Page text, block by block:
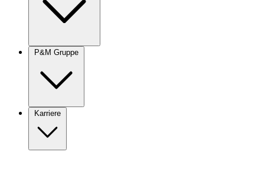
P&M Gruppe
Karriere